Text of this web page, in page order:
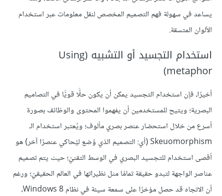
يساعد في سهولة فهم التصميم المخصص لنقل معلومات عبر استخدام
الألوان المتسقة.
استخدام التجسيد أو التشبيه (Using
metaphor)
أخيرًا، فإن استخدام التجسيد يمكن أن يكون حلًّا قويًّا في التصاميم
البصرية؛ ويتيح للمستخدمين أن يفهموا المحتوى والوظائف بصورة
أسرع من خلال استحضار عنصر بصري مألوف؛ ويُعتبر استخدام الـ
Skeuomorphism (أي: التصميم الذي وُضع ليُحاكي عنصرًا آخر) هو
أقصى استخدام للتجسيد البصري في الوسط التقنيّ؛ حيث يتم تصميم
عناصر الواجهة لتبدو حقيقة تمامًا مثل نظيراتها في العالم الحقيقيّ؛ ورغم
أن الاتجاه قد حصل مؤخرًا على سمعة سيئة في نظام Windows 8،